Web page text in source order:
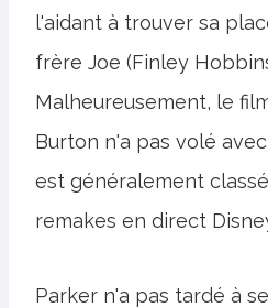
l'aidant à trouver sa
frère Joe (Finley
Malheureusement, le
Burton n'a pas volé
est généralement
remakes en direct
Parker n'a pas tardé à